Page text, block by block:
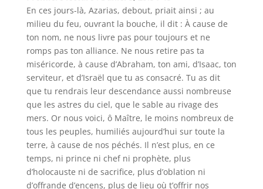
En ces jours-là, Azarias, debout, priait ainsi ; au
milieu du feu, ouvrant la bouche, il dit : À cause de
ton nom, ne nous livre pas pour toujours et ne
romps pas ton alliance. Ne nous retire pas ta
miséricorde, à cause d’Abraham, ton ami, d’Isaac, ton
serviteur, et d’Israël que tu as consacré. Tu as dit
que tu rendrais leur descendance aussi nombreuse
que les astres du ciel, que le sable au rivage des
mers. Or nous voici, ô Maître, le moins nombreux de
tous les peuples, humiliés aujourd’hui sur toute la
terre, à cause de nos péchés. Il n’est plus, en ce
temps, ni prince ni chef ni prophète, plus
d’holocauste ni de sacrifice, plus d’oblation ni
d’offrande d’encens, plus de lieu où t’offrir nos